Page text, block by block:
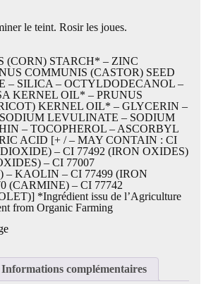
le teint. Rosir les joues.
(CORN) STARCH* – ZINC
COMMUNIS (CASTOR) SEED
– SILICA – OCTYLDODECANOL –
KERNEL OIL* – PRUNUS
KERNEL OIL* – GLYCERIN –
LEVULINATE – SODIUM
– TOCOPHEROL – ASCORBYL
ACID [+ / – MAY CONTAIN : CI
– CI 77492 (IRON OXIDES)
– CI 77007
– KAOLIN – CI 77499 (IRON
(CARMINE) – CI 77742
*Ingrédient issu de l’Agriculture
from Organic Farming
Informations complémentaires